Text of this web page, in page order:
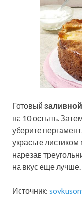
Готовый
на 10 остыть.
уберите
украсьте
нарезав
на вкус еще лучше.
Источник: